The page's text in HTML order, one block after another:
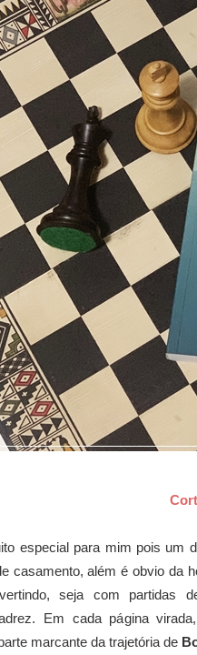
especial para mim pois um
casamento, além é obvio da
seja com partidas
Em cada página
marcante da trajetória de